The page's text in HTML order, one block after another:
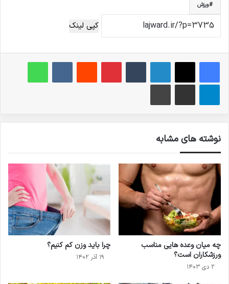
ورزش
کپی لینک
فیس بوک X لینکدین ‫تامبلر ‫پین‌ترست‫رددیت ‫VKontakteواتس آپ
تلگرام اشتراک گذاری از طریق ایمیل چاپ
نوشته های مشابه
چه میان‌ وعده‌ هایی مناسب
ورزشکاران است؟
۲ دی ۱۴۰۳
چرا باید وزن کم کنیم؟
۱۹ آذر ۱۴۰۲